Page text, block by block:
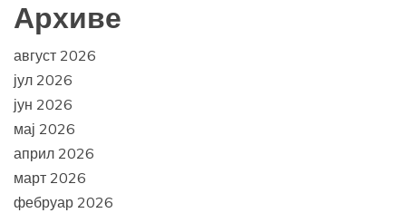
Архиве
август 2026
јул 2026
јун 2026
мај 2026
април 2026
март 2026
фебруар 2026